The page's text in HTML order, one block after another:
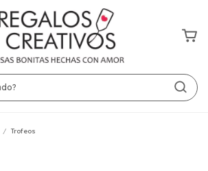
/ Trofeos